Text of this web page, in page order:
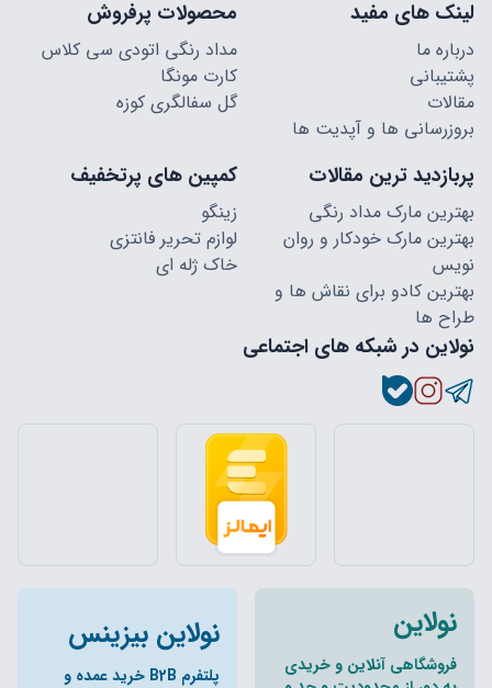
لینک های مفید
درباره ما
پشتیبانی
مقالات
بروزرسانی ها و آپدیت ها
محصولات پرفروش
مداد رنگی اتودی سی کلاس
کارت مونگا
گل سفالگری کوزه
پربازدید ترین مقالات
بهترین مارک مداد رنگی
بهترین مارک خودکار و روان
نویس
بهترین کادو برای نقاش ها و
طراح ها
کمپین های پرتخفیف
زینگو
لوازم تحریر فانتزی
خاک ژله ای
نولاین در شبکه های اجتماعی
نولاین
فروشگاهی آنلاین و خریدی
نولاین بیزینس
پلتفرم B2B خرید عمده و